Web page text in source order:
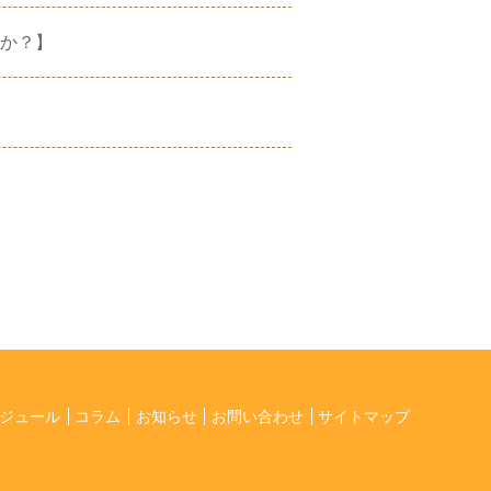
？】
ュール コラム お知らせ お問い合わせ サイトマップ